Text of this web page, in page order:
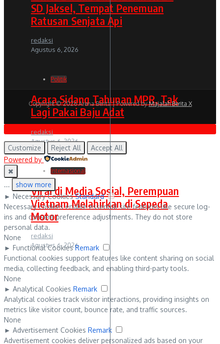
SD Jaksel, Tempat Penemuan
Ratusan Senjata Api
redaksi
Agustus 6, 2026
Politik
Acara Sidang Tahunan MPR, Tak
Lagi Pakai Baju Adat
redaksi
Agustus 6, 2026
Internasional
Viral di Media Sosial, Perempuan
Vietnam Melahirkan di Sepeda
Motor
redaksi
Agustus 6, 2026
Copyright © 2026 Arena Berita | Powered byMajalah Berita X
Customize Reject All
Accept All
Powered by
✖
...
show more
► Necessary Cookies Standard
Necessary cookies enable essential site features like secure log-
ins and consent preference adjustments. They do not store
personal data.
None
► Functional Cookies Remark
Functional cookies support features like content sharing on social
media, collecting feedback, and enabling third-party tools.
None
► Analytical Cookies Remark
Analytical cookies track visitor interactions, providing insights on
metrics like visitor count, bounce rate, and traffic sources.
None
► Advertisement Cookies Remark
Advertisement cookies deliver personalized ads based on your